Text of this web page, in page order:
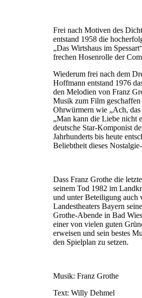
Frei nach Motiven des
entstand 1958 die
„Das Wirtshaus im
frechen Hosenrolle der
Wiederum frei nach dem
Hoffmann entstand 1976
den Melodien von Franz
Musik zum Film
Ohrwürmern wie „Ach, das
„Man kann die Liebe nicht
deutsche Star-Komponist
Jahrhunderts bis heute
Beliebtheit dieses
Dass Franz Grothe die
seinem Tod 1982 im
und unter Beteiligung auch
Landestheaters Bayern
Grothe-Abende in Bad
einer von vielen guten
erweisen und sein bestes
den Spielplan zu setzen.
Musik: Franz Grothe
Text: Willy Dehmel